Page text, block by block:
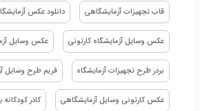
قاب تجهیزات آزمایشگاهی دانلود عکس
عکس وسایل آزمایشگاه کارتونی عکس وسایل
بردر طرح تجهیزات آزمایشگاه فریم طرح وسایل
عکس کارتونی وسایل آزمایشگاهی کادر